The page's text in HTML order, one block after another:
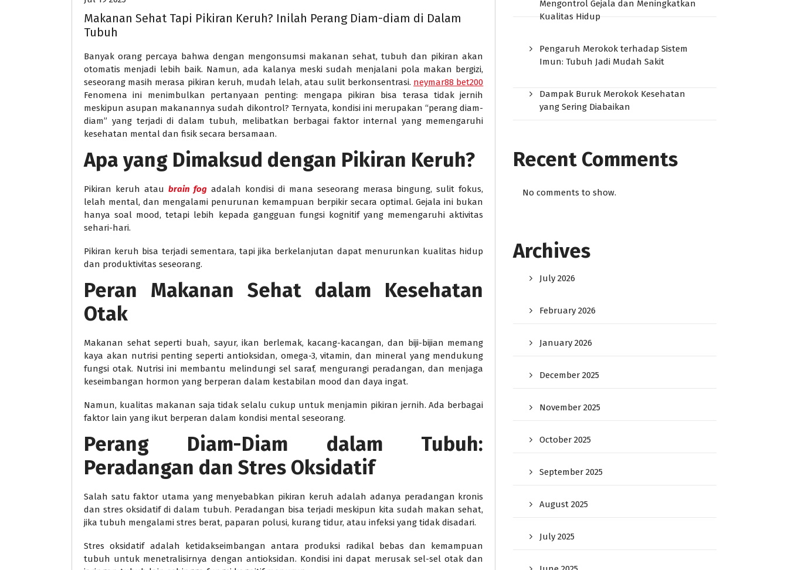
Makanan Sehat Tapi Pikiran Keruh? Inilah Perang Diam-diam di Dalam
Tubuh
Banyak orang percaya bahwa dengan mengonsumsi makanan sehat, tubuh dan pikiran akan
otomatis menjadi lebih baik. Namun, ada kalanya meski sudah menjalani pola makan bergizi,
seseorang masih merasa pikiran keruh, mudah lelah, atau sulit berkonsentrasi. neymar88 bet200
Fenomena ini menimbulkan pertanyaan penting: mengapa pikiran bisa terasa tidak jernih
meskipun asupan makanannya sudah dikontrol? Ternyata, kondisi ini merupakan “perang diam-
diam” yang terjadi di dalam tubuh, melibatkan berbagai faktor internal yang memengaruhi
kesehatan mental dan fisik secara bersamaan.
Apa yang Dimaksud dengan Pikiran Keruh?
Pikiran keruh atau brain fogadalah kondisi di mana seseorang merasa bingung, sulit fokus,
lelah mental, dan mengalami penurunan kemampuan berpikir secara optimal. Gejala ini bukan
hanya soal mood, tetapi lebih kepada gangguan fungsi kognitif yang memengaruhi aktivitas
sehari-hari.
Pikiran keruh bisa terjadi sementara, tapi jika berkelanjutan dapat menurunkan kualitas hidup
dan produktivitas seseorang.
Peran Makanan Sehat dalam Kesehatan
Otak
Makanan sehat seperti buah, sayur, ikan berlemak, kacang-kacangan, dan biji-bijian memang
kaya akan nutrisi penting seperti antioksidan, omega-3, vitamin, dan mineral yang mendukung
fungsi otak. Nutrisi ini membantu melindungi sel saraf, mengurangi peradangan, dan menjaga
keseimbangan hormon yang berperan dalam kestabilan mood dan daya ingat.
Namun, kualitas makanan saja tidak selalu cukup untuk menjamin pikiran jernih. Ada berbagai
faktor lain yang ikut berperan dalam kondisi mental seseorang.
Perang Diam-Diam dalam Tubuh:
Peradangan dan Stres Oksidatif
Salah satu faktor utama yang menyebabkan pikiran keruh adalah adanya peradangan kronis
dan stres oksidatif di dalam tubuh. Peradangan bisa terjadi meskipun kita sudah makan sehat,
jika tubuh mengalami stres berat, paparan polusi, kurang tidur, atau infeksi yang tidak disadari.
Stres oksidatif adalah ketidakseimbangan antara produksi radikal bebas dan kemampuan
tubuh untuk menetralisirnya dengan antioksidan. Kondisi ini dapat merusak sel-sel otak dan
Mengontrol Gejala dan Meningkatkan
Kualitas Hidup
Pengaruh Merokok terhadap Sistem
Imun: Tubuh Jadi Mudah Sakit
Dampak Buruk Merokok Kesehatan
yang Sering Diabaikan
Recent Comments
No comments to show.
Archives
July 2026
February 2026
January 2026
December 2025
November 2025
October 2025
September 2025
August 2025
July 2025